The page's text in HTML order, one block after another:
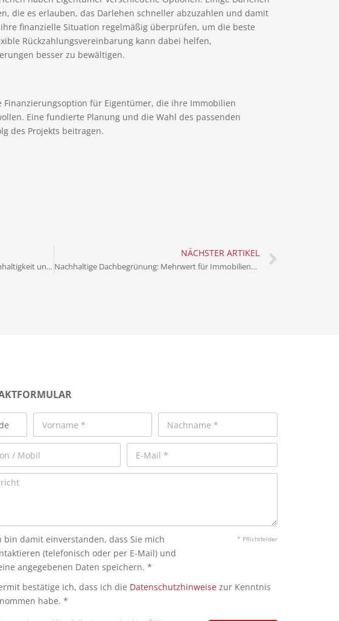
die es erlauben, das Darlehen schneller abzuzahlen und damit
finanzielle Situation regelmäßig überprüfen, um die beste
Rückzahlungsvereinbarung kann dabei helfen,
besser zu bewältigen.
für Eigentümer, die ihre Immobilien
Eine fundierte Planung und die Wahl des passenden
des Projekts beitragen.
Neue Chancen durch Urban Farming: Nachhaltigkeit und Wertsteigerung für Immobilien
NÄCHSTER ARTIKEL
Nachhaltige Dachbegrünung: Mehrwert für Immobilienbesitzer
bin damit einverstanden, dass Sie mich
(telefonisch oder per E-Mail) und
angegebenen Daten speichern. *
* Pflichtfelder
bestätige ich, dass ich die Datenschutzhinweisezur Kenntnis
habe. *